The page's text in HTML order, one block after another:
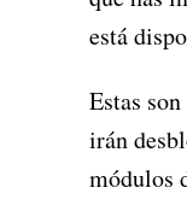
está
Estas
irán
módulos